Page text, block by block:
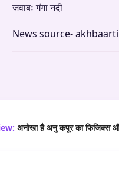
जवाबः गंगा नदी
News source-
अनोखा है अनु कपूर का फिजिक्स और